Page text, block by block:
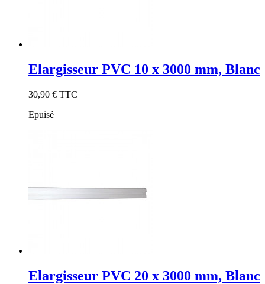
Elargisseur PVC 10 x 3000 mm, Blanc
30,90 € TTC
Epuisé
Elargisseur PVC 20 x 3000 mm, Blanc